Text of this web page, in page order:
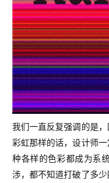
我们一直反复强调的是
彩虹那样的话，设计师
种各样的色彩都成为系
涉，都不知道打破了多